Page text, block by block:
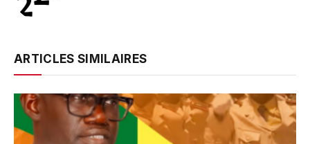
ARTICLES SIMILAIRES